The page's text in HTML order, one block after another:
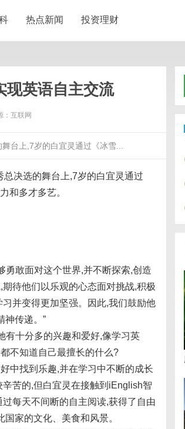
热点新闻 投资理财
现英语自主交流
：互联网
台上,7岁的白宜灵通过《冰雪...
决选的舞台上,7岁的白宜灵通过
和多才多艺。
勇敢面对这个世界,并不断探索,创造
待他们以乐观的心态面对挑战,积极
并变得更加坚强。因此,我们鼓励他
神传递。”
有十分多的兴趣和爱好,像学习英
不知道自己最擅长的什么?
中找到乐趣,并在学习中不断的成长
苦的,但白宜灵在接触到iEnglish智
每天不间断的自主阅读,获得了自由
家的文化、美食和风景。